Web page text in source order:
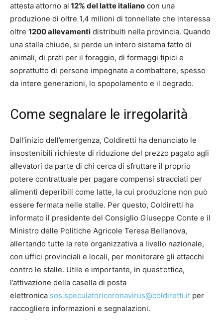
attesta attorno al 12% del latte italiano con una
produzione di oltre 1,4 milioni di tonnellate che interessa
oltre 1200 allevamenti distribuiti nella provincia. Quando
una stalla chiude, si perde un intero sistema fatto di
animali, di prati per il foraggio, di formaggi tipici e
soprattutto di persone impegnate a combattere, spesso
da intere generazioni, lo spopolamento e il degrado.
Come segnalare le irregolarità
Dall’inizio dell’emergenza, Coldiretti ha denunciato le
insostenibili richieste di riduzione del prezzo pagato agli
allevatori da parte di chi cerca di sfruttare il proprio
potere contrattuale per pagare compensi stracciati per
alimenti deperibili come latte, la cui produzione non può
essere fermata nelle stalle. Per questo, Coldiretti ha
informato il presidente del Consiglio Giuseppe Conte e il
Ministro delle Politiche Agricole Teresa Bellanova,
allertando tutte la rete organizzativa a livello nazionale,
con uffici provinciali e locali, per monitorare gli attacchi
contro le stalle. Utile e importante, in quest’ottica,
l’attivazione della casella di posta
elettronica sos.speculatoricoronavirus@coldiretti.it per
raccogliere informazioni e segnalazioni.